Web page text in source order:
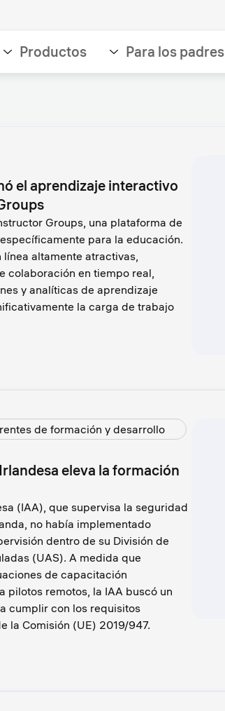
Productos Para los padres
el aprendizaje interactivo
Groups, una plataforma de
para la educación.
altamente atractivas,
colaboración en tiempo real,
y analíticas de aprendizaje
la carga de trabajo
de formación y desarrollo
eleva la formación
(IAA), que supervisa la seguridad
no había implementado
dentro de su División de
(UAS). A medida que
de capacitación
pilotos remotos, la IAA buscó un
cumplir con los requisitos
la Comisión (UE) 2019/947.